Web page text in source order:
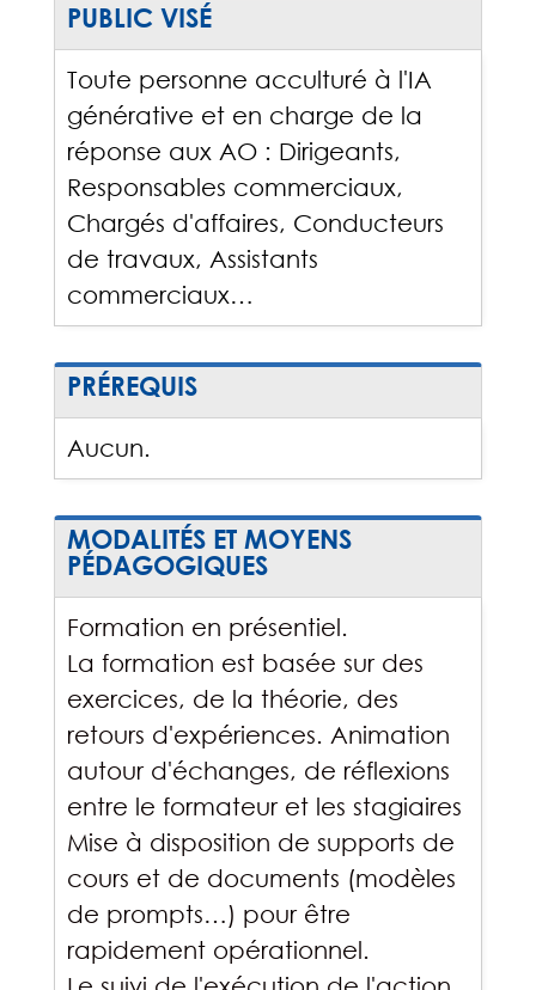
PUBLIC VISÉ
Toute personne acculturé à l'IA
générative et en charge de la
réponse aux AO : Dirigeants,
Responsables commerciaux,
Chargés d'affaires, Conducteurs
de travaux, Assistants
commerciaux…
PRÉREQUIS
Aucun.
MODALITÉS ET MOYENS
PÉDAGOGIQUES
Formation en présentiel.
La formation est basée sur des
exercices, de la théorie, des
retours d'expériences. Animation
autour d'échanges, de réflexions
entre le formateur et les stagiaires
Mise à disposition de supports de
cours et de documents (modèles
de prompts…) pour être
rapidement opérationnel.